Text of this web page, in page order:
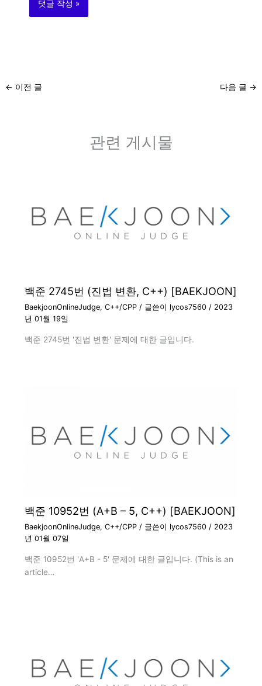
← 이전 글 다음 글 →
관련 게시물
백준 2745번 (진법 변환, C++) [BAEKJOON]
BaekjoonOnlineJudge, C++/CPP/ 글쓴이 lycos7560 / 2023
년 01월 19일
백준 2745번 '진법 변환' 문제에 대한 글입니다.
백준 10952번 (A+B – 5, C++) [BAEKJOON]
BaekjoonOnlineJudge, C++/CPP/ 글쓴이 lycos7560 / 2023
년 01월 07일
백준 10952번 'A+B - 5' 문제에 대한 글입니다. (This is an
article…